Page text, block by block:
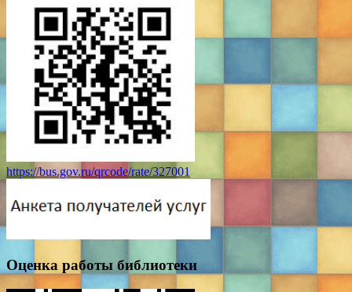
https://bus.gov.ru/qrcode/rate/327001
Оценка работы библиотеки